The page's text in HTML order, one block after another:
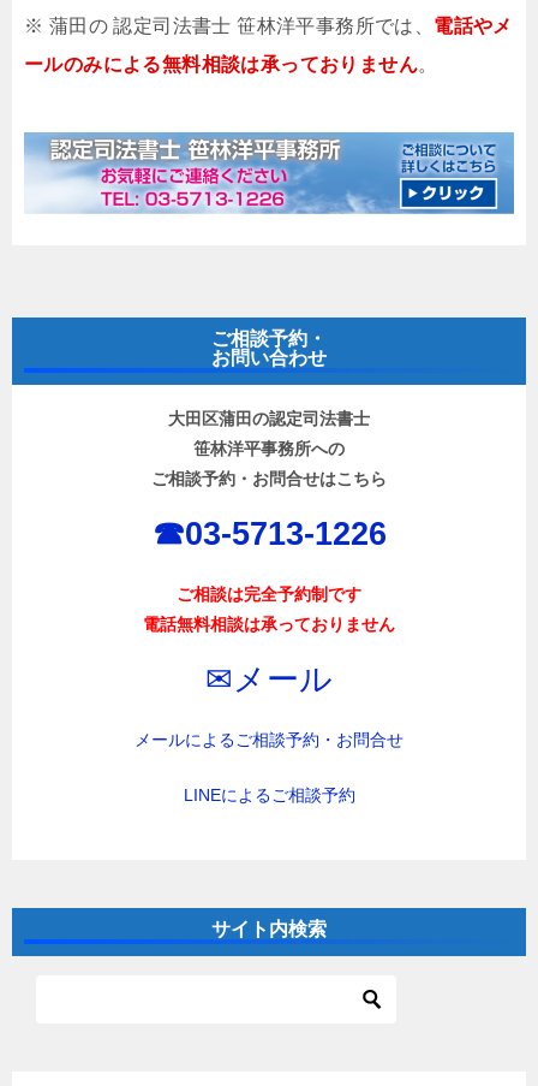
※ 蒲田の 認定司法書士 笹林洋平事務所では、 電話やメ
ールのみによる無料相談は承っておりません。
ご相談予約・
お問い合わせ
大田区蒲田の認定司法書士
笹林洋平事務所への
ご相談予約・お問合せはこちら
☎︎03-5713-1226
ご相談は完全予約制です
電話無料相談は承っておりません
✉︎メール
メールによるご相談予約・お問合せ
LINEによるご相談予約
サイト内検索